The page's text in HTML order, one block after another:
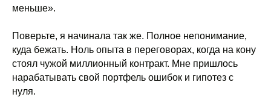
меньше».
Поверьте, я начинала так же. Полное непонимание,
куда бежать. Ноль опыта в переговорах, когда на кону
стоял чужой миллионный контракт. Мне пришлось
нарабатывать свой портфель ошибок и гипотез с
нуля.